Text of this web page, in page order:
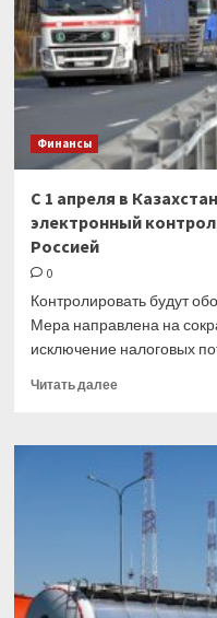
России
в
Сингапур
и
Малайзию
бьют
рекорды
Финансы
С 1 апреля в
электронный
Россией
0
Контролировать будут
Мера направлена на
исключение налоговых
Читать далееПрочитать
С
апреля
в
Казахстане
действовать
электронный
контроль